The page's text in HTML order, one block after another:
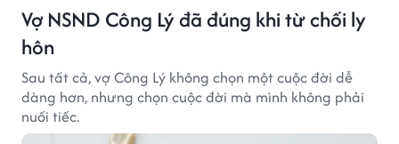
Vợ NSND Công Lý đã đúng khi từ chối ly
hôn
Sau tất cả, vợ Công Lý không chọn một cuộc đời dễ
dàng hơn, nhưng chọn cuộc đời mà mình không phải
nuối tiếc.